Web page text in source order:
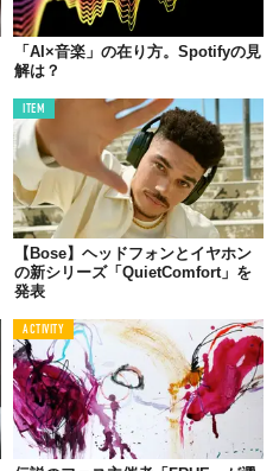
「AI×音楽」の在り方。Spotifyの見
解は？
ITEM
【Bose】ヘッドフォンとイヤホン
の新シリーズ「QuietComfort」を
発表
ACTIVITY